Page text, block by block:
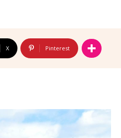
X Pinterest